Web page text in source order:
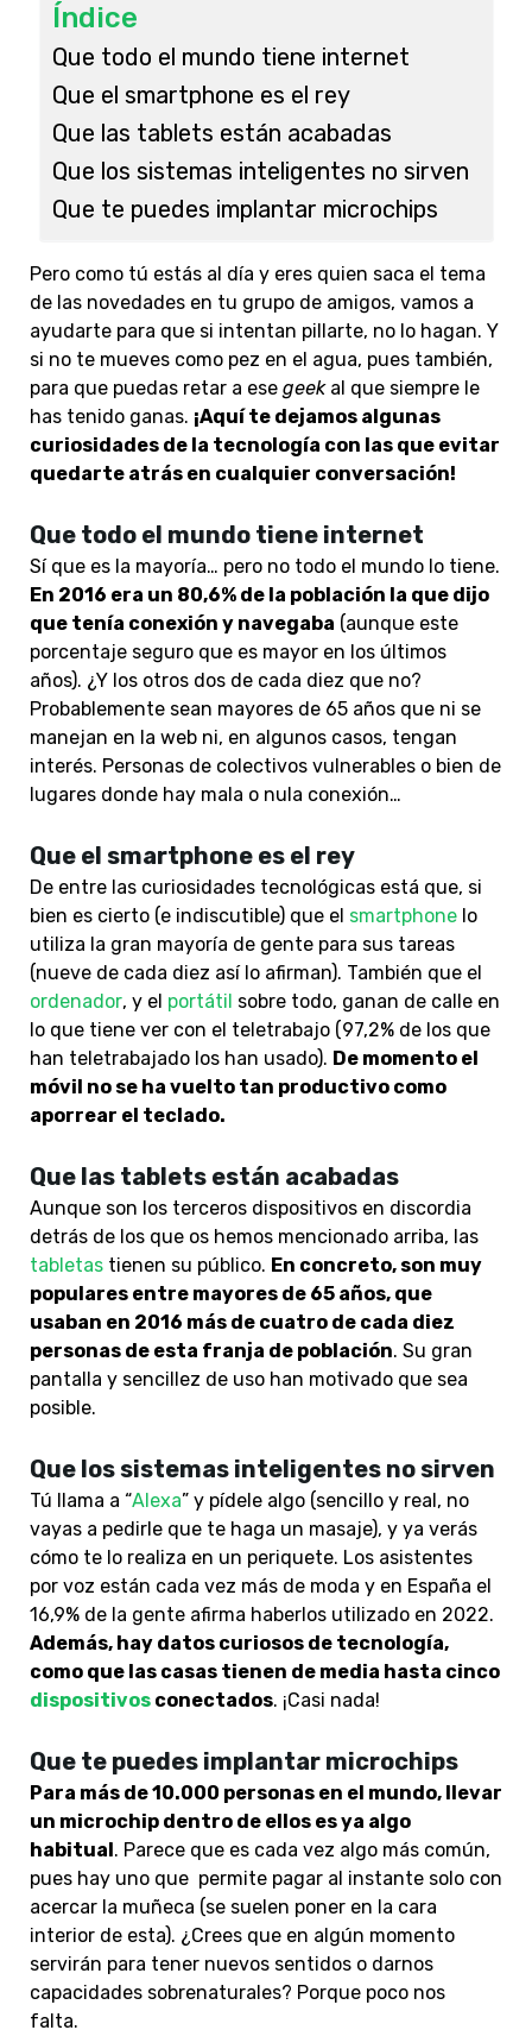
Índice
Que todo el mundo tiene internet
Que el smartphone es el rey
Que las tablets están acabadas
Que los sistemas inteligentes no sirven
Que te puedes implantar microchips
Pero como tú estás al día y eres quien saca el tema
de las novedades en tu grupo de amigos, vamos a
ayudarte para que si intentan pillarte, no lo hagan. Y
si no te mueves como pez en el agua, pues también,
para que puedas retar a ese geekal que siempre le
has tenido ganas. ¡Aquí te dejamos algunas
curiosidades de la tecnología con las que evitar
quedarte atrás en cualquier conversación!
Que todo el mundo tiene internet
Sí que es la mayoría… pero no todo el mundo lo tiene.
En 2016 era un 80,6% de la población la que dijo
que tenía conexión y navegaba (aunque este
porcentaje seguro que es mayor en los últimos
años). ¿Y los otros dos de cada diez que no?
Probablemente sean mayores de 65 años que ni se
manejan en la web ni, en algunos casos, tengan
interés. Personas de colectivos vulnerables o bien de
lugares donde hay mala o nula conexión…
Que el smartphone es el rey
De entre las curiosidades tecnológicas está que, si
bien es cierto (e indiscutible) que el smartphone lo
utiliza la gran mayoría de gente para sus tareas
(nueve de cada diez así lo afirman). También que el
ordenador, y el portátil sobre todo, ganan de calle en
lo que tiene ver con el teletrabajo (97,2% de los que
han teletrabajado los han usado). De momento el
móvil no se ha vuelto tan productivo como
aporrear el teclado.
Que las tablets están acabadas
Aunque son los terceros dispositivos en discordia
detrás de los que os hemos mencionado arriba, las
tabletas tienen su público. En concreto, son muy
populares entre mayores de 65 años, que
usaban en 2016 más de cuatro de cada diez
personas de esta franja de población. Su gran
pantalla y sencillez de uso han motivado que sea
posible.
Que los sistemas inteligentes no sirven
Tú llama a “Alexa” y pídele algo (sencillo y real, no
vayas a pedirle que te haga un masaje), y ya verás
cómo te lo realiza en un periquete. Los asistentes
por voz están cada vez más de moda y en España el
16,9% de la gente afirma haberlos utilizado en 2022.
Además, hay datos curiosos de tecnología,
como que las casas tienen de media hasta cinco
dispositivos conectados. ¡Casi nada!
Que te puedes implantar microchips
Para más de 10.000 personas en el mundo, llevar
un microchip dentro de ellos es ya algo
habitual. Parece que es cada vez algo más común,
pues hay uno que permite pagar al instante solo con
acercar la muñeca (se suelen poner en la cara
interior de esta). ¿Crees que en algún momento
servirán para tener nuevos sentidos o darnos
capacidades sobrenaturales? Porque poco nos
falta.